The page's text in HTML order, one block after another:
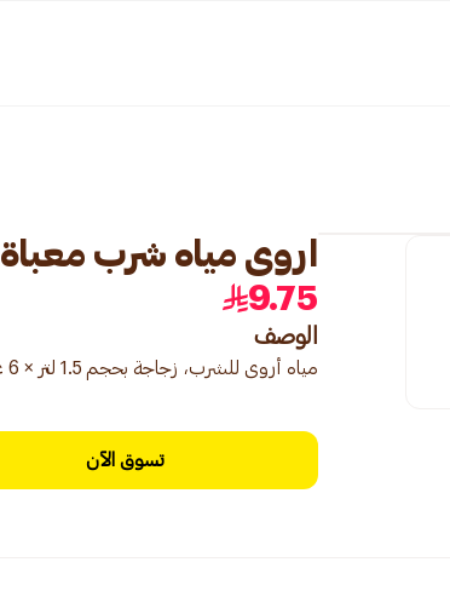
اروى مياه شرب معباة 1.5لتر × 6عبوات
9.75
الوصف
مياه أروى للشرب، زجاجة بحجم 1.5 لتر × 6 عبوات، مثالية لتلبية احتياجاتك اليومية من الترطيب.
تسوق الآن